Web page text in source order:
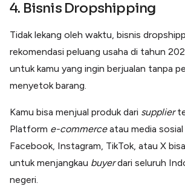
4. Bisnis Dropshipping
Tidak lekang oleh waktu, bisnis
rekomendasi peluang usaha di tahun
untuk kamu yang ingin berjualan tanpa
menyetok barang.
Kamu bisa menjual produk dari supplier
Platform e-commerceatau media
Facebook, Instagram, TikTok, atau X
untuk menjangkau buyerdari seluruh
negeri.